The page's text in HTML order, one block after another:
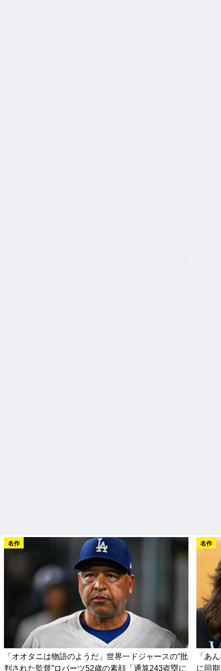
名作
「オオタニは物語のようだ」世界一ドジャースの“批
判された監督”ロバーツ52歳の素顔「通算243盗塁に
名作
「あ
に同